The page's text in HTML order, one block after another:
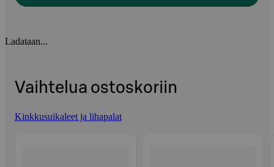
Ladataan...
Vaihtelua ostoskoriin
Kinkkusuikaleet ja lihapalat